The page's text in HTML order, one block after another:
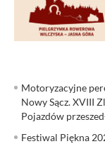
Motoryzacyjne
Nowy Sącz. XVIII
Pojazdów
Festiwal Piękna